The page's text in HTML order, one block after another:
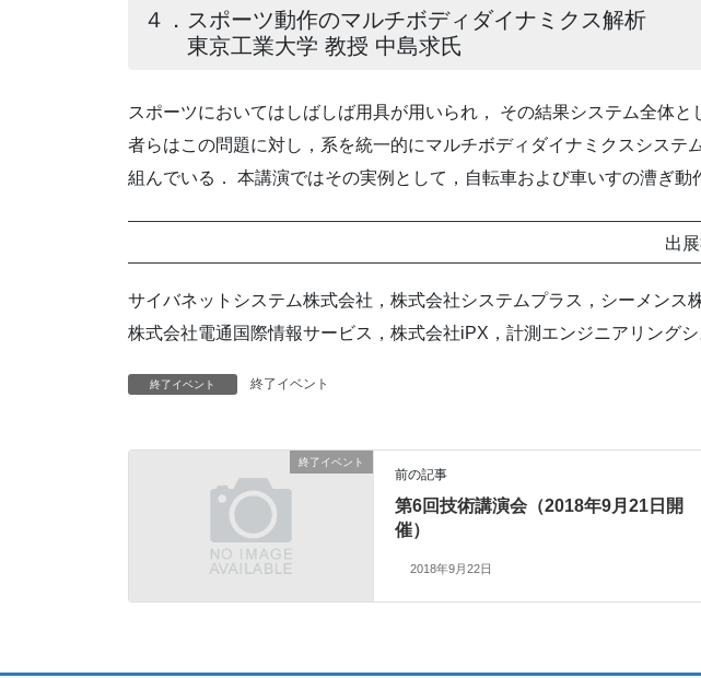
４．スポーツ動作のマルチボディダイナミクス解析
東京工業大学 教授 中島求氏
スポーツにおいてはしばしば用具が用いられ， その結果システム全体
者らはこの問題に対し，系を統一的にマルチボディダイナミクスシス
組んでいる． 本講演ではその実例として，自転車および車いすの漕ぎ
出
サイバネットシステム株式会社，株式会社システムプラス，シーメンス
株式会社電通国際情報サービス，株式会社iPX，計測エンジニアリング
終了イベント 終了イベント
終了イベント
前の記事
第6回技術講演会（2018年9月21日開
催）
2018年9月22日